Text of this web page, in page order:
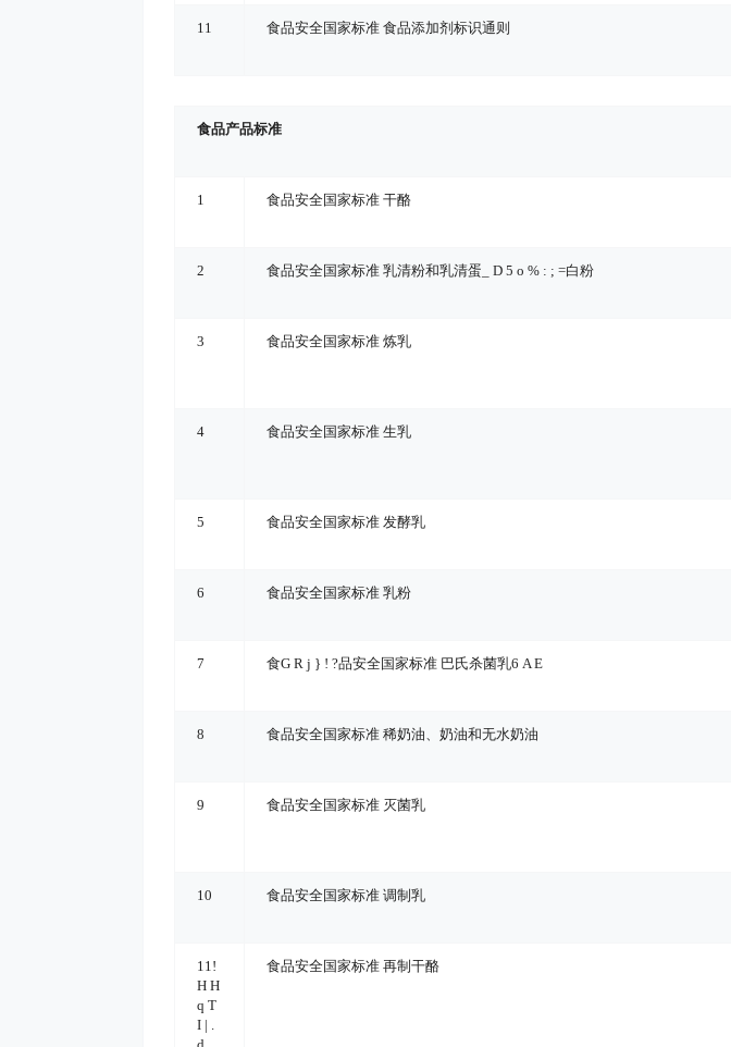
11 食品安全国家标准 食品添加剂标识通则
食品产品标准
1 食品安全国家标准 干酪
2 食品安全国家标准 乳清粉和乳清蛋 _ D 5 o % : ; =白粉
3 食品安全国家标准 炼乳
4 食品安全国家标准 生乳
5 食品安全国家标准 发酵乳
6 食品安全国家标准 乳粉
7 食G R j } ! ?品安全国家标准 巴氏杀菌乳6 A E
8 食品安全国家标准 稀奶油、奶油和无水奶油
9 食品安全国家标准 灭菌乳
10 食品安全国家标准 调制乳
11 !
H H
q T
I | .
食品安全国家标准 再制干酪